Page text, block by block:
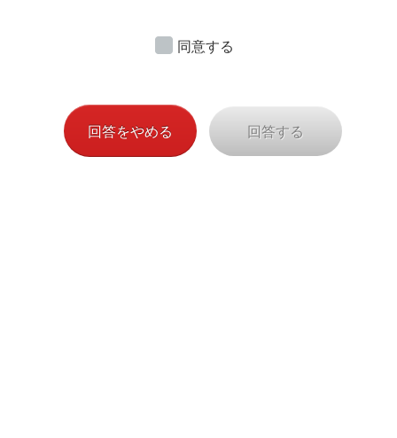
承諾のうえご記⼊・ご提出くださいますようお願い申
同意する
回答をやめる 回答する